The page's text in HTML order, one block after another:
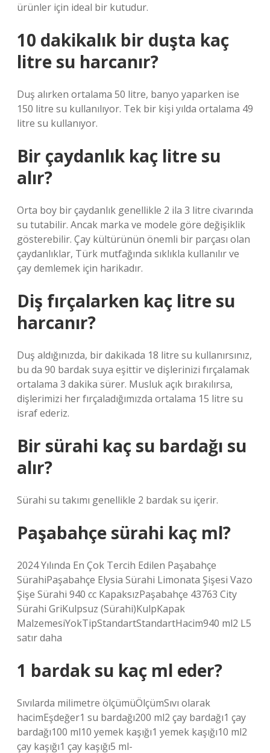
ürünler için ideal bir kutudur.
10 dakikalık bir duşta kaç
litre su harcanır?
Duş alırken ortalama 50 litre, banyo yaparken ise
150 litre su kullanılıyor. Tek bir kişi yılda ortalama 49
litre su kullanıyor.
Bir çaydanlık kaç litre su
alır?
Orta boy bir çaydanlık genellikle 2 ila 3 litre civarında
su tutabilir. Ancak marka ve modele göre değişiklik
gösterebilir. Çay kültürünün önemli bir parçası olan
çaydanlıklar, Türk mutfağında sıklıkla kullanılır ve
çay demlemek için harikadır.
Diş fırçalarken kaç litre su
harcanır?
Duş aldığınızda, bir dakikada 18 litre su kullanırsınız,
bu da 90 bardak suya eşittir ve dişlerinizi fırçalamak
ortalama 3 dakika sürer. Musluk açık bırakılırsa,
dişlerimizi her fırçaladığımızda ortalama 15 litre su
israf ederiz.
Bir sürahi kaç su bardağı su
alır?
Sürahi su takımı genellikle 2 bardak su içerir.
Paşabahçe sürahi kaç ml?
2024 Yılında En Çok Tercih Edilen Paşabahçe
SürahiPaşabahçe Elysia Sürahi Limonata Şişesi Vazo
Şişe Sürahi 940 cc KapaksızPaşabahçe 43763 City
Sürahi GriKulpsuz (Sürahi)KulpKapak
MalzemesiYokTipStandartStandartHacim940 ml2 L5
satır daha
1 bardak su kaç ml eder?
Sıvılarda milimetre ölçümüÖlçümSıvı olarak
hacimEşdeğer1 su bardağı200 ml2 çay bardağı1 çay
bardağı100 ml10 yemek kaşığı1 yemek kaşığı10 ml2
çay kaşığı1 çay kaşığı5 ml-